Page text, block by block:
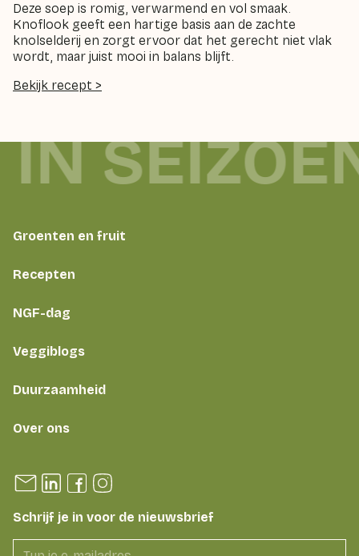
Deze soep is romig, verwarmend en vol smaak.
Knoflook geeft een hartige basis aan de zachte
knolselderij en zorgt ervoor dat het gerecht niet vlak
wordt, maar juist mooi in balans blijft.
Bekijk recept >
Groenten en fruit
Recepten
NGF-dag
Veggiblogs
Duurzaamheid
Over ons
Schrijf je in voor de nieuwsbrief